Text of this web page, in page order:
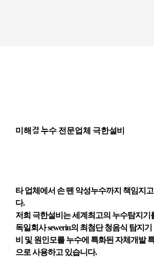
미해결 누수 전문업체 극한설비
타 업체에서 손 뗀 악성누수까지 책임지
다.
저희 극한설비는 세계최고의 누수탐지기
독일회사 sewerin의 최첨단 청음식 탐지
비 및 원인모를 누수에 특화된 자체개발
으로 사용하고 있습니다.